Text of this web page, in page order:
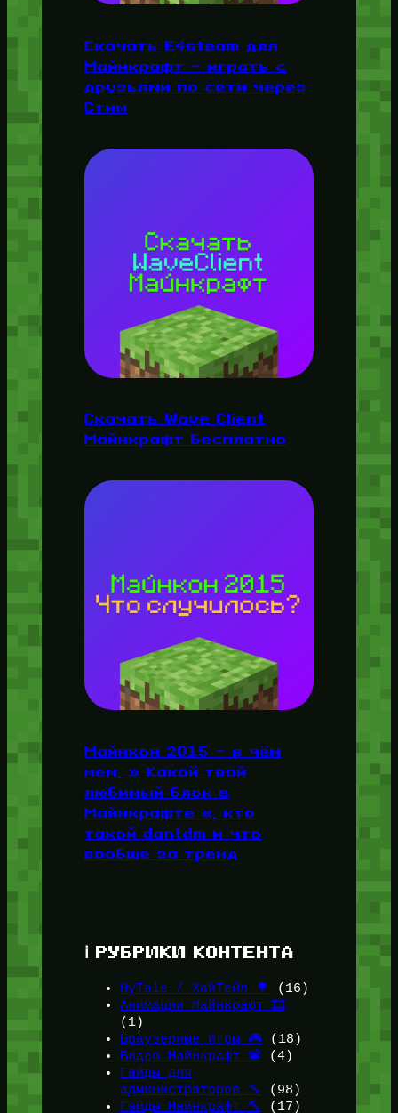
Скачать E4steam для
Майнкрафт — играть с
друзьями по сети через
Стим
Скачать Wave Client
Майнкрафт Бесплатно
Майнкон 2015 — в чём
мем, » Какой твой
любимый блок в
Майнкрафте «, кто
такой dantdm и что
вообще за тренд
ℹ️ РУБРИКИ КОНТЕНТА
HyTale / ХайТейл 🌳
(16)
Анимации Майнкрафт 🎞️
(1)
Браузерные Игры 🎮(18)
Видео Майнкрафт 📽️ (4)
Гайды для
администраторов 🔧
(98)
Гайды Майнкрафт 🔨
(17)